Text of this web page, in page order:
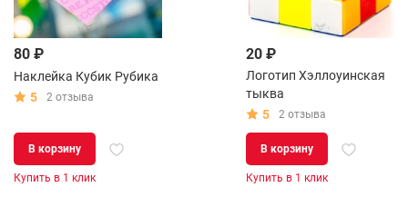
80 ₽
Наклейка Кубик Рубика
5
2 отзыва
В корзину
Купить в 1 клик
20 ₽
Логотип Хэллоуинская
тыква
5
2 отзыва
В корзину
Купить в 1 клик